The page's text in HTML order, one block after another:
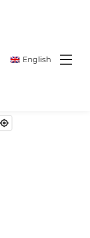
English